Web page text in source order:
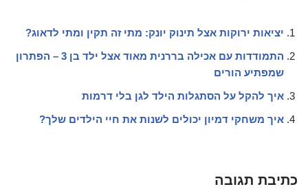
יציאות ירוקות אצל תינוק יונק: מתי זה תקין ומתי לדאוג?
התמודדות עם אכילה בררנית מאוד אצל ילד בן 3 – הפתרון
שמפתיע הורים
איך להקל על הסתגלות הילד לגן בלי דרמות
איך משחקי דמיון יכולים לשנות את חיי הילדים שלך?
כתיבת תגובה